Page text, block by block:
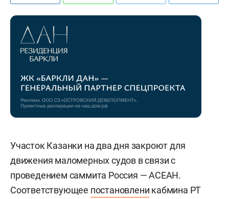
Участок Казанки на два дня закроют для
движения маломерных судов в связи с
проведением саммита Россия — АСЕАН.
Соответствующее постановлени кабмина РТ